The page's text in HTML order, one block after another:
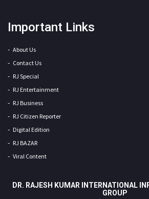
Important Links
About Us
Contact Us
RJ Special
RJ Entertainment
RJ Business
RJ Citizen Reporter
Digital Edition
RJ BAZAR
Viral Content
DR. RAJESH KUMAR INTERNATIONAL
GROUP